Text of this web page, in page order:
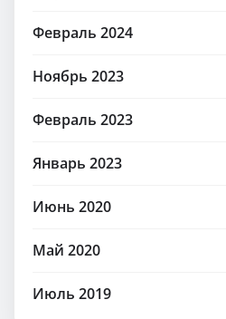
Февраль 2024
Ноябрь 2023
Февраль 2023
Январь 2023
Июнь 2020
Май 2020
Июль 2019